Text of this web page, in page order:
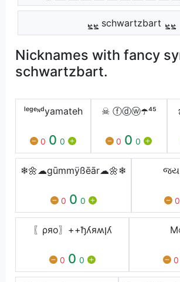
ܨܨ schwartzbart ܨܨ
Nicknames with fancy
schwartzbart.
ˡᵉᵍᵉᶰᵈyamateh
0 0 0
☠ ⓕⓓⓦ☂️⁴⁵
0 0 0
❄🌼☁gūmmÿßēār☁🌼❄
0 0 0
જય
0
〖ρяo〗++ђʎяʍןʎ
0 0 0 0